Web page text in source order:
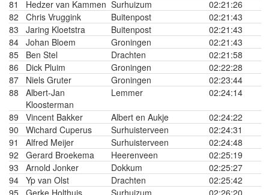
81 Hedzer van Kammen Surhuizum
02:21:26
82
Chris Vruggink Buitenpost
02:21:43
83
Jaring Kloetstra Buitenpost
02:21:43
84 Johan Bloem Groningen
02:21:43
85
Ben Stel Drachten
02:21:58
86
Dick Pluim Groningen
02:22:28
87
Niels Gruter Groningen
02:23:44
88
Albert-Jan
Kloosterman
Lemmer 02:24:14
89 Vincent Bakker Albert en Aukje
02:24:22
90
Wichard Cuperus Surhuisterveen
02:24:31
91
Alfred Meijer Surhuisterveen
02:24:48
92
Gerard Broekema Heerenveen
02:25:19
93
Arnold Jonker Dokkum
02:25:27
94 Yp van Olst Drachten
02:25:42
95 Gerke Holthuis Surhuizum
02:26:20